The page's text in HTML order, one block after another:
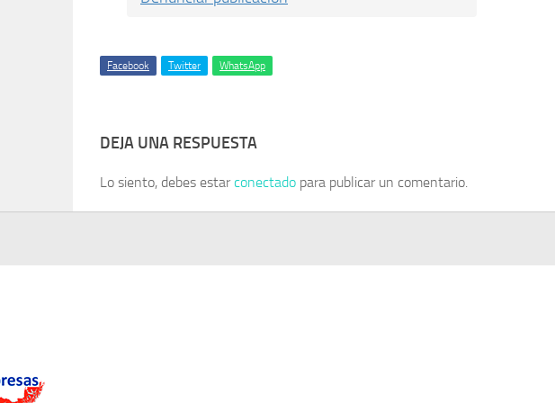
Facebook Twitter WhatsApp
DEJA UNA RESPUESTA
Lo siento, debes estarconectado para publicar un comentario.